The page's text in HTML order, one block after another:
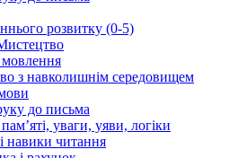
розвитку (0-5)
з навколишнім середовищем
до письма
уваги, уяви, логіки
навики читання